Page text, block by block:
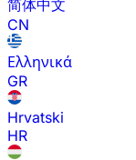
简体中文
CN
Ελληνικά
GR
Hrvatski
HR